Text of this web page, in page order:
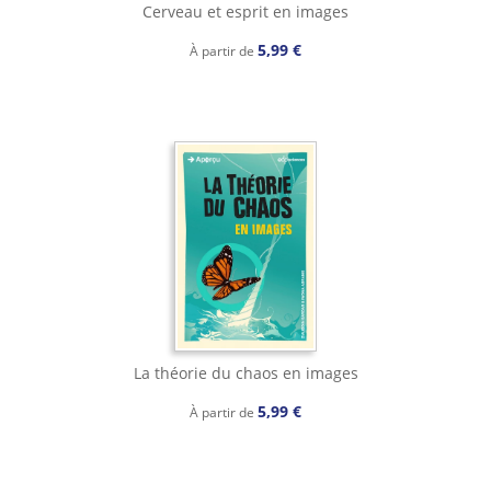
Cerveau et esprit en images
À partir de 5,99 €
La théorie du chaos en images
À partir de 5,99 €